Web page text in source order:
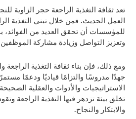
تعد ثقافة التغذية الراجعة حجر الزاوية
العمل الحديث. فمن خلال تبني التغذية
للمؤسسات أن تحقق العديد من الفوائد،
وتعزيز التواصل وزيادة مشاركة الموظفين
ومع ذلك، فإن بناء ثقافة التغذية
جهدًا مدروسًا والتزامًا قياديًا ودعمًا
الاستراتيجيات والأدوات والعقلية
تخلق بيئة تزدهر فيها التغذية الراجعة
والابتكار والنجاح.